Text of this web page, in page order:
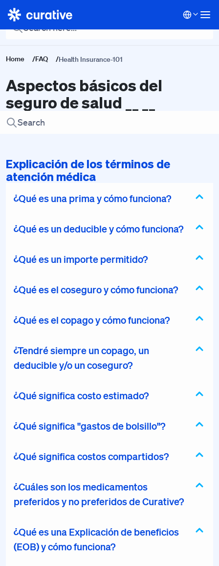
Home /FAQ /Health Insurance-101
Aspectos básicos del
seguro de salud __ __
Back To Main FAQ
Explicación de los términos de
atención médica
¿Qué es una prima y cómo funciona?
¿Qué es un deducible y cómo funciona?
¿Qué es un importe permitido?
¿Qué es el coseguro y cómo funciona?
¿Qué es el copago y cómo funciona?
¿Tendré siempre un copago, un
deducible y/o un coseguro?
¿Qué significa costo estimado?
¿Qué significa "gastos de bolsillo"?
¿Qué significa costos compartidos?
¿Cuáles son los medicamentos
preferidos y no preferidos de Curative?
¿Qué es una Explicación de beneficios
(EOB) y cómo funciona?